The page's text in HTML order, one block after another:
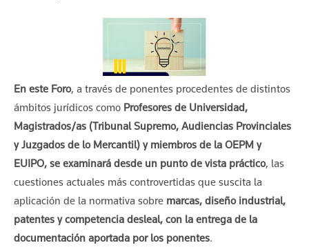
En este Foro, a través de ponentes procedentes de distintos
ámbitos jurídicos como Profesores de Universidad,
Magistrados/as (Tribunal Supremo, Audiencias Provinciales
y Juzgados de lo Mercantil) y miembros de la OEPM y
EUIPO, se examinará desde un punto de vista práctico, las
cuestiones actuales más controvertidas que suscita la
aplicación de la normativa sobre marcas, diseño industrial,
patentes y competencia desleal, con la entrega de la
documentación aportada por los ponentes.